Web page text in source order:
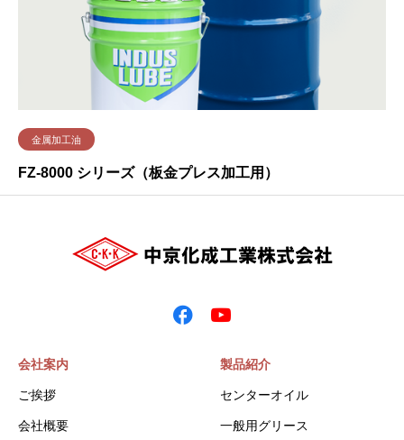
金属加工油
FZ-8000 シリーズ（板金プレス加工用）
会社案内
ご挨拶
会社概要
製品紹介
センターオイル
一般用グリース